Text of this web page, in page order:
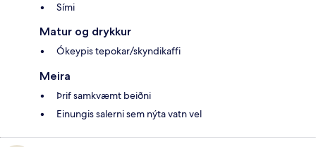
Sími
Matur og drykkur
Ókeypis tepokar/skyndikaffi
Meira
Þrif samkvæmt beiðni
Einungis salerni sem nýta vatn vel